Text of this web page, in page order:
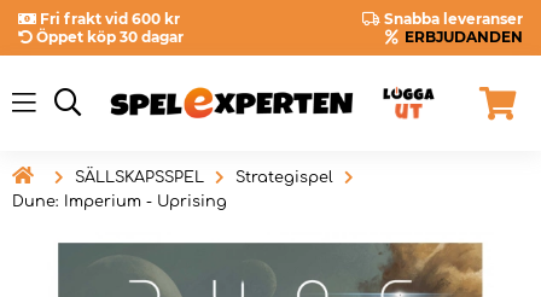
Fri frakt vid 600 kr
Snabba leveranser
Öppet köp 30 dagar
ERBJUDANDEN
 SÄLLSKAPSSPEL
Strategispel
Dune: Imperium - Uprising